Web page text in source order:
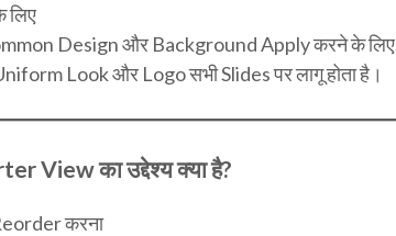
लिए
Design और Background Apply करने के लिए
Look और Logo सभी Slides पर लागू होता है।
View का उद्देश्य क्या है?
करना